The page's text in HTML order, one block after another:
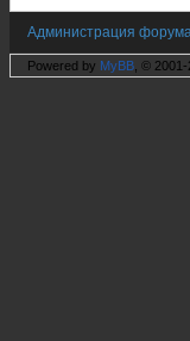
Администрация
Powered by MyBB , ©